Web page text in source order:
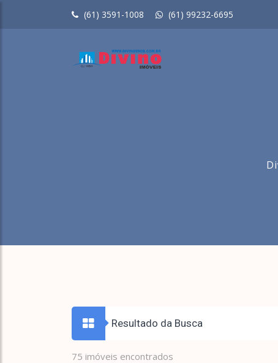
Resultado da Busca
75 imóveis encontrados
(61) 3591-1008 (61) 99232-6695